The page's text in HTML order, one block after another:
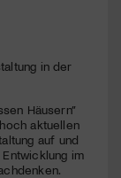
in der
Häusern”
aktuellen
auf und
im
Zugang zu